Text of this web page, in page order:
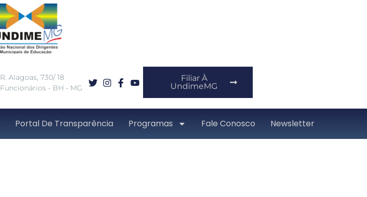
R. Alagoas, 730/ 18
Funcionários - BH - MG
Filiar À
UndimeMG
Portal De Transparência Programas Fale Conosco Newsletter